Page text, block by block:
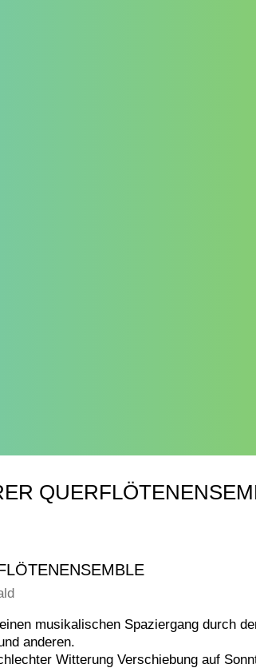
musikalischen Spaziergang durch
anderen.
Witterung Verschiebung auf